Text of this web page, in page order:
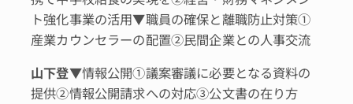
ト強化事業の活用▼職員の確保と離職防止対策①
産業カウンセラーの配置②民間企業との人事交流
山下登▼情報公開①議案審議に必要となる資料の
提供②情報公開請求への対応③公文書の在り方